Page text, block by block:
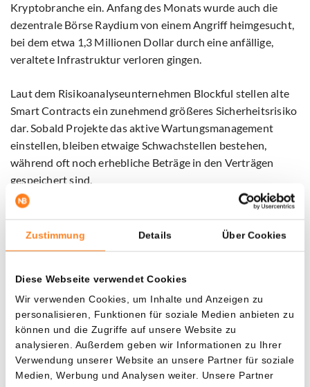
Zustimmung Details Über Cookies
Diese Webseite verwendet Cookies
Wir verwenden Cookies, um Inhalte und Anzeigen zu
personalisieren, Funktionen für soziale Medien anbieten zu
können und die Zugriffe auf unsere Website zu
analysieren. Außerdem geben wir Informationen zu Ihrer
Verwendung unserer Website an unsere Partner für soziale
Medien, Werbung und Analysen weiter. Unsere Partner
Kryptobranche ein. Anfang des Monats wurde auch die
dezentrale Börse Raydium von einem Angriff heimgesucht,
bei dem etwa 1,3 Millionen Dollar durch eine anfällige,
veraltete Infrastruktur verloren gingen.
Laut dem Risikoanalyseunternehmen Blockful stellen alte
Smart Contracts ein zunehmend größeres Sicherheitsrisiko
dar. Sobald Projekte das aktive Wartungsmanagement
einstellen, bleiben etwaige Schwachstellen bestehen,
während oft noch erhebliche Beträge in den Verträgen
gespeichert sind.
„Veraltete Verträge bleiben attraktive Ziele für Hacker.
Wenn Protokolle die Verantwortung für deren Wartung
aufgeben, steigt das Risiko weiter an“, schrieb Blockful auf
Das Cybersicherheitsunternehmen SlowMist rät Projekten
daher, Vermögenswerte, die noch in alten Verträgen
feststecken, so schnell wie möglich in neuere
Infrastrukturen zu migrieren.